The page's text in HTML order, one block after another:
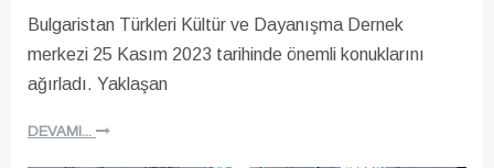
Bulgaristan Türkleri Kültür ve Dayanışma Dernek
merkezi 25 Kasım 2023 tarihinde önemli konuklarını
ağırladı. Yaklaşan
DEVAMI...